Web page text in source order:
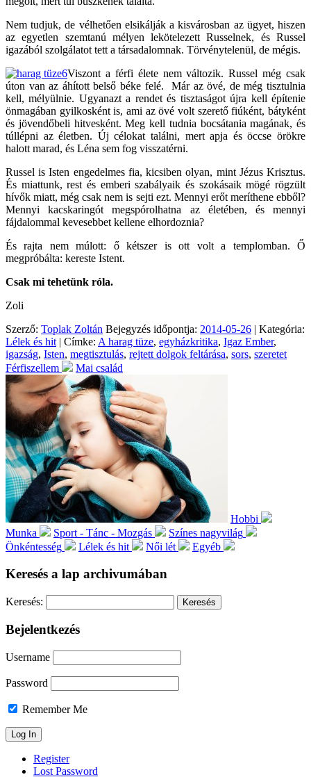
Nem tudjuk, de vélhetően elsikálják a kisvárosban az ügyet, hiszen
az egyetlen szemtanú mélyen lekötelezett Russelnek, és Russel
igazából szolgálatot tett a társadalomnak. Törvénytelenül, de mégis.
Viszont a férfi élete nem változik. Russel még csak
úton van az áhított belső béke felé. Már az övé, de még tisztulnia
kell, mélyülnie. Ugyanazt a rendet és tisztaságot újra kell építenie
önmagában gyilkosként is, ami az övé volt szerető fiúként, bátyként
és jövendőbeli hitvesként. Meg kell tudnia bocsátania magának, és
túllépni az életben. Új célokat találni, mert apja és öccse örökre
halott marad, és Léna sem fog visszatérni.
Russel is Isten engedelmes fia, kicsiben olyan, mint Jézus Krisztus.
És miattunk, rest és emberi szabályaik és szokásaik mögé rögzült
hívők miatt, még csak nem is sejti ezt. Mennyi erőt meríthene ebből?
Mennyi kacskaringót megspórolhatna az életében, és mennyi
fájdalommal kevesebbet kellene elhordoznia?
És rajta nem múlott: ő kétszer is ott volt a templomban. Ő
megpróbálta: kereste Istent.
Csak mi tehetünk róla.
Zoli
Szerző: Toplak Zoltán Bejegyzés időpontja: 2014-05-26 | Kategória:
Lélek és hit | Címke: A harag tüze, egyházkritika, Igaz Ember,
igazság, Isten, megtisztulás, rejtett dolgok feltárása, sors, szeretet
Férfiszellem
Mai család
Hobbi
Munka
Sport - Tánc - Mozgás
Színes nagyvilág
Önkéntesség
Lélek és hit Női lét Egyéb
Keresés a lap archivumában
Keresés:
Bejelentkezés
Username
Password
Remember Me
Register
Lost Password